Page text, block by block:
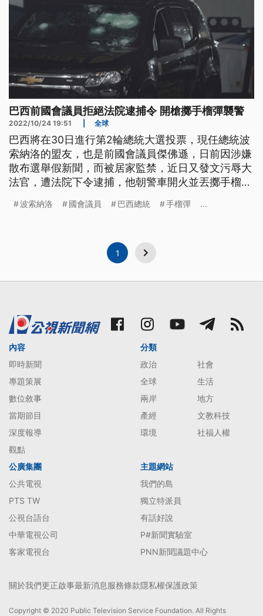
巴西前國會議員拒絕法院逮捕令 開槍擲手榴彈襲警
2022/10/24 19:51 全球
巴西將在30日進行第2輪總統大選投票，現任總統波
索納洛的盟友，也是前國會議員傑佛遜，日前因涉嫌
散布選舉假新聞，而被居家監禁，近日又發文污辱大
法官，遭法院下令逮捕，他朝警車開火並丟擲手榴
波索納洛 國會議員 巴西總統 手榴彈 ...
1
內容
即時新聞
專題策展
數位敘事
當期節目
深度報導
觀點
分類
政治
社會
全球
生活
兩岸
地方
產經
文教科技
環境
社福人權
公廣集團
公共電視
PTS TW
公視台語台
中華電視公司
客家電視台
主題網站
我們的島
獨立特派員
有話好說
P#新聞實驗室
PNN新聞議題中心
關於我們更正啟事最新消息服務條款隱私權保護政策
Copyright © 2020 Public Television Service Foundation. All Rights